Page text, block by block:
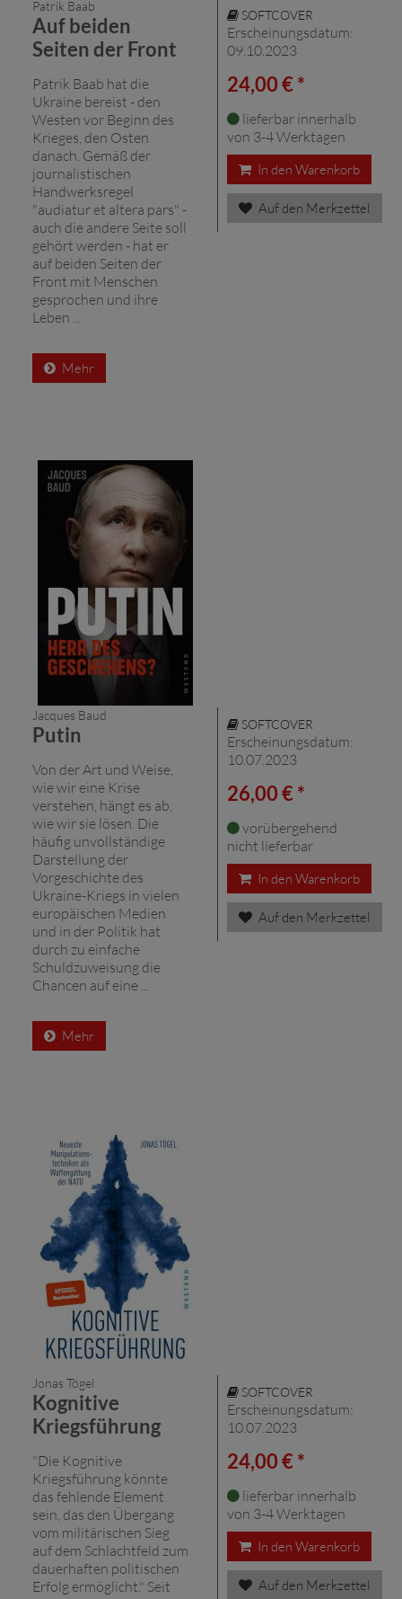
Patrik Baab
Auf beiden
Seiten der Front
Patrik Baab hat die
Ukraine bereist - den
Westen vor Beginn des
Krieges, den Osten
danach. Gemäß der
journalistischen
Handwerksregel
"audiatur et altera pars" -
auch die andere Seite soll
gehört werden - hat er
auf beiden Seiten der
Front mit Menschen
gesprochen und ihre
Leben ...
Mehr
SOFTCOVER
Erscheinungsdatum:
09.10.2023
24,00 € *
lieferbar innerhalb
von 3-4 Werktagen
In den Warenkorb
Auf den Merkzettel
Jacques Baud
Putin
Von der Art und Weise,
wie wir eine Krise
verstehen, hängt es ab,
wie wir sie lösen. Die
häufig unvollständige
Darstellung der
Vorgeschichte des
Ukraine-Kriegs in vielen
europäischen Medien
und in der Politik hat
durch zu einfache
Schuldzuweisung die
Chancen auf eine ...
Mehr
SOFTCOVER
Erscheinungsdatum:
10.07.2023
26,00 € *
vorübergehend
nicht lieferbar
In den Warenkorb
Auf den Merkzettel
Jonas Tögel
Kognitive
Kriegsführung
"Die Kognitive
Kriegsführung könnte
das fehlende Element
sein, das den Übergang
vom militärischen Sieg
auf dem Schlachtfeld zum
dauerhaften politischen
Erfolg ermöglicht." Seit
SOFTCOVER
Erscheinungsdatum:
10.07.2023
24,00 € *
lieferbar innerhalb
von 3-4 Werktagen
In den Warenkorb
Auf den Merkzettel